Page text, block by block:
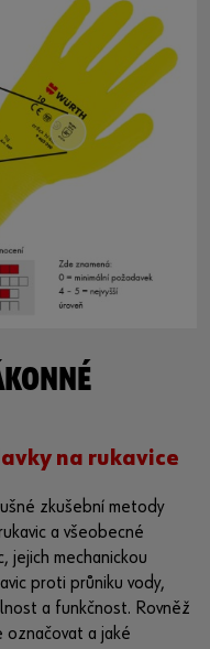
na rukavice
zkušební metody
a všeobecné
jejich mechanickou
proti průniku vody,
a funkčnost. Rovněž
označovat a jaké